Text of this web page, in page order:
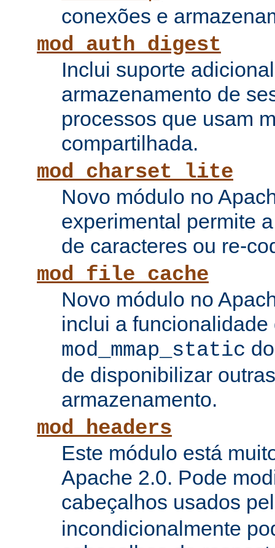
conexões e
mod_auth_digest
Inclui suporte
armazenamento de
processos que usam
compartilhada.
mod_charset_lite
Novo módulo no
experimental permite
de caracteres ou re-
mod_file_cache
Novo módulo no
inclui a funcionalidade
mod_mmap_static
de disponibilizar
armazenamento.
mod_headers
Este módulo está
Apache 2.0. Pode
cabeçalhos usados
incondicionalmente